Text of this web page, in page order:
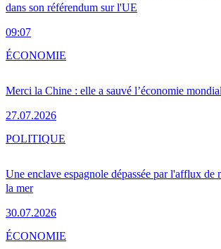
dans son référendum sur l'UE
09:07
Merci la Chine : elle a sauvé l’économie
27.07.2026
ÉCONOMIE
Une enclave espagnole dépassée par l'afflux de
la mer
30.07.2026
POLITIQUE
ÉCONOMIE